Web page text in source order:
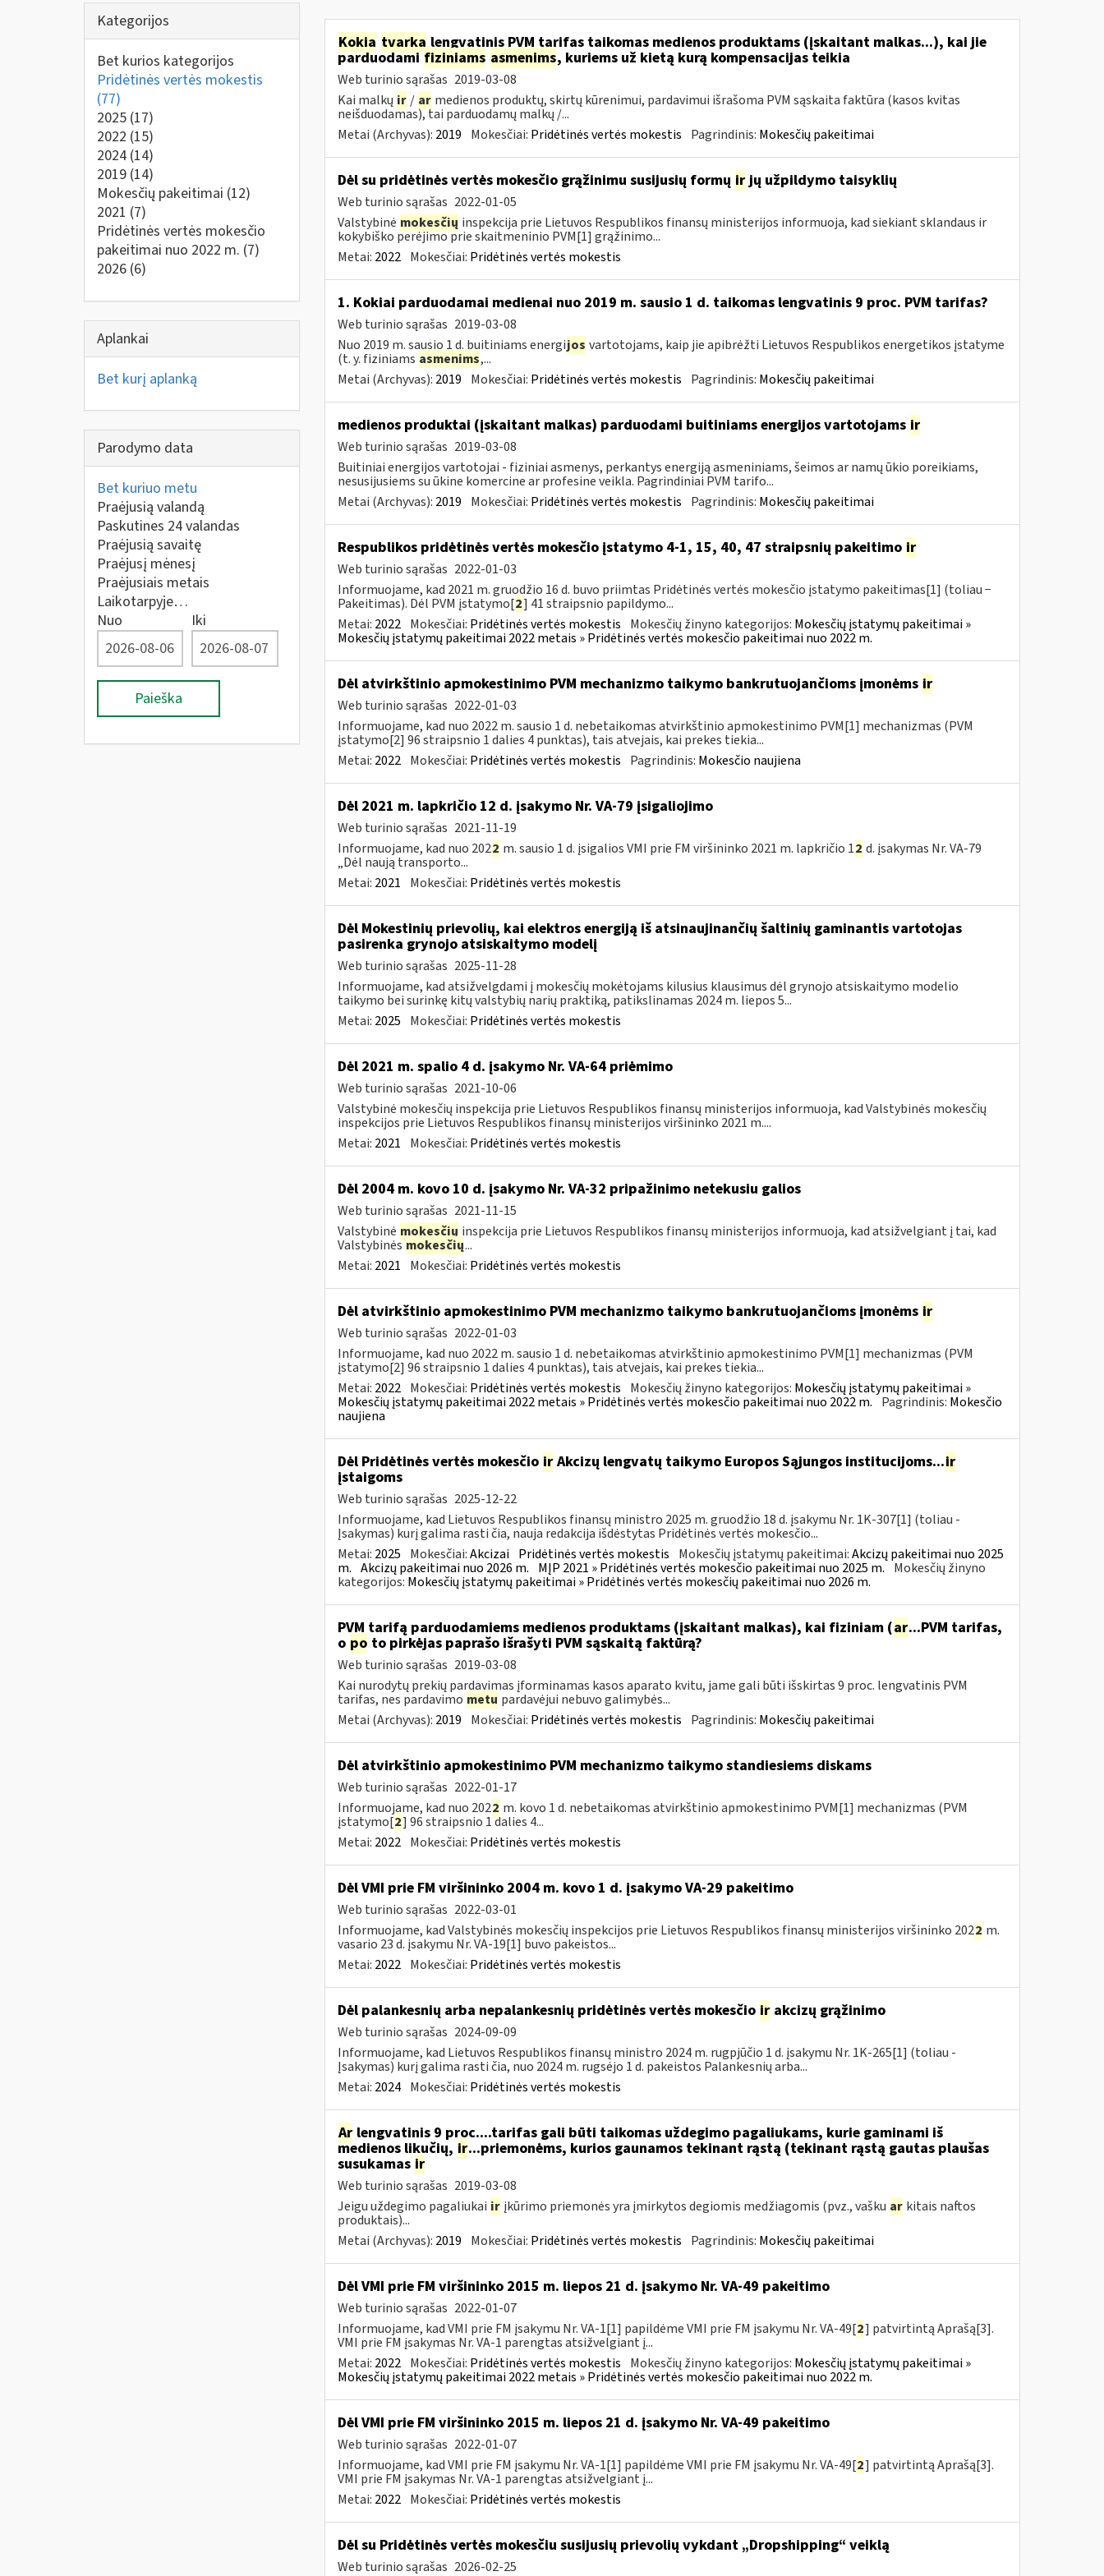
Kategorijos
Bet kurios kategorijos
Pridėtinės vertės mokestis
(77)
2025 (17)
2022 (15)
2024 (14)
2019 (14)
Mokesčių pakeitimai (12)
2021 (7)
Pridėtinės vertės mokesčio
pakeitimai nuo 2022 m. (7)
2026 (6)
Aplankai
Bet kurį aplanką
Parodymo data
Bet kuriuo metu
Praėjusią valandą
Paskutines 24 valandas
Praėjusią savaitę
Praėjusį mėnesį
Praėjusiais metais
Laikotarpyje…
Nuo
Iki
Paieška
Kokia tvarkalengvatinis PVM tarifas taikomas medienos produktams (įskaitant malkas...), kai jie
parduodamifiziniams asmenims, kuriems už kietą kurą kompensacijas teikia
Web turinio sąrašas 2019-03-08
Kai malkų ir / ar medienos produktų, skirtų kūrenimui, pardavimui išrašoma PVM sąskaita faktūra (kasos kvitas
neišduodamas), tai parduodamų malkų /...
Metai (Archyvas): 2019 Mokesčiai: Pridėtinės vertės mokestis Pagrindinis: Mokesčių pakeitimai
Dėl su pridėtinės vertės mokesčio grąžinimu susijusių formų irjų užpildymo taisyklių
Web turinio sąrašas 2022-01-05
Valstybinė mokesčių inspekcija prie Lietuvos Respublikos finansų ministerijos informuoja, kad siekiant sklandaus ir
kokybiško perėjimo prie skaitmeninio PVM[1] grąžinimo...
Metai: 2022 Mokesčiai: Pridėtinės vertės mokestis
1. Kokiai parduodamai medienai nuo 2019 m. sausio 1 d. taikomas lengvatinis 9 proc. PVM tarifas?
Web turinio sąrašas 2019-03-08
Nuo 2019 m. sausio 1 d. buitiniams energijos vartotojams, kaip jie apibrėžti Lietuvos Respublikos energetikos įstatyme
(t. y. fiziniams asmenims,...
Metai (Archyvas): 2019 Mokesčiai: Pridėtinės vertės mokestis Pagrindinis: Mokesčių pakeitimai
medienos produktai (įskaitant malkas) parduodami buitiniams energijos vartotojams ir
Web turinio sąrašas 2019-03-08
Buitiniai energijos vartotojai - fiziniai asmenys, perkantys energiją asmeniniams, šeimos ar namų ūkio poreikiams,
nesusijusiems su ūkine komercine ar profesine veikla. Pagrindiniai PVM tarifo...
Metai (Archyvas): 2019 Mokesčiai: Pridėtinės vertės mokestis Pagrindinis: Mokesčių pakeitimai
Respublikos pridėtinės vertės mokesčio įstatymo 4-1, 15, 40, 47 straipsnių pakeitimo ir
Web turinio sąrašas 2022-01-03
Informuojame, kad 2021 m. gruodžio 16 d. buvo priimtas Pridėtinės vertės mokesčio įstatymo pakeitimas[1] (toliau −
Pakeitimas). Dėl PVM įstatymo[2] 41 straipsnio papildymo...
Metai: 2022 Mokesčiai: Pridėtinės vertės mokestis Mokesčių žinyno kategorijos: Mokesčių įstatymų pakeitimai »
Mokesčių įstatymų pakeitimai 2022 metais » Pridėtinės vertės mokesčio pakeitimai nuo 2022 m.
Dėl atvirkštinio apmokestinimo PVM mechanizmo taikymo bankrutuojančioms įmonėms ir
Web turinio sąrašas 2022-01-03
Informuojame, kad nuo 2022 m. sausio 1 d. nebetaikomas atvirkštinio apmokestinimo PVM[1] mechanizmas (PVM
įstatymo[2] 96 straipsnio 1 dalies 4 punktas), tais atvejais, kai prekes tiekia...
Metai: 2022 Mokesčiai: Pridėtinės vertės mokestis Pagrindinis: Mokesčio naujiena
Dėl 2021 m. lapkričio 12 d. įsakymo Nr. VA-79 įsigaliojimo
Web turinio sąrašas 2021-11-19
Informuojame, kad nuo 2022 m. sausio 1 d. įsigalios VMI prie FM viršininko 2021 m. lapkričio 12 d. įsakymas Nr. VA-79
„Dėl naują transporto...
Metai: 2021 Mokesčiai: Pridėtinės vertės mokestis
Dėl Mokestinių prievolių, kai elektros energiją iš atsinaujinančių šaltinių gaminantis vartotojas
pasirenka grynojo atsiskaitymo modelį
Web turinio sąrašas 2025-11-28
Informuojame, kad atsižvelgdami į mokesčių mokėtojams kilusius klausimus dėl grynojo atsiskaitymo modelio
taikymo bei surinkę kitų valstybių narių praktiką, patikslinamas 2024 m. liepos 5...
Metai: 2025 Mokesčiai: Pridėtinės vertės mokestis
Dėl 2021 m. spalio 4 d. įsakymo Nr. VA-64 priėmimo
Web turinio sąrašas 2021-10-06
Valstybinė mokesčių inspekcija prie Lietuvos Respublikos finansų ministerijos informuoja, kad Valstybinės mokesčių
inspekcijos prie Lietuvos Respublikos finansų ministerijos viršininko 2021 m....
Metai: 2021 Mokesčiai: Pridėtinės vertės mokestis
Dėl 2004 m. kovo 10 d. įsakymo Nr. VA-32 pripažinimo netekusiu galios
Web turinio sąrašas 2021-11-15
Valstybinė mokesčių inspekcija prie Lietuvos Respublikos finansų ministerijos informuoja, kad atsižvelgiant į tai, kad
Valstybinėsmokesčių...
Metai: 2021 Mokesčiai: Pridėtinės vertės mokestis
Dėl atvirkštinio apmokestinimo PVM mechanizmo taikymo bankrutuojančioms įmonėms ir
Web turinio sąrašas 2022-01-03
Informuojame, kad nuo 2022 m. sausio 1 d. nebetaikomas atvirkštinio apmokestinimo PVM[1] mechanizmas (PVM
įstatymo[2] 96 straipsnio 1 dalies 4 punktas), tais atvejais, kai prekes tiekia...
Metai: 2022 Mokesčiai: Pridėtinės vertės mokestis Mokesčių žinyno kategorijos: Mokesčių įstatymų pakeitimai »
Mokesčių įstatymų pakeitimai 2022 metais » Pridėtinės vertės mokesčio pakeitimai nuo 2022 m. Pagrindinis: Mokesčio
naujiena
Dėl Pridėtinės vertės mokesčio irAkcizų lengvatų taikymo Europos Sąjungos institucijoms...ir
įstaigoms
Web turinio sąrašas 2025-12-22
Informuojame, kad Lietuvos Respublikos finansų ministro 2025 m. gruodžio 18 d. įsakymu Nr. 1K-307[1] (toliau -
Įsakymas) kurį galima rasti čia, nauja redakcija išdėstytas Pridėtinės vertės mokesčio...
Metai: 2025 Mokesčiai:Akcizai Pridėtinės vertės mokestis Mokesčių įstatymų pakeitimai:Akcizų pakeitimai nuo 2025
m. Akcizų pakeitimai nuo 2026 m. MĮP 2021 » Pridėtinės vertės mokesčio pakeitimai nuo 2025 m. Mokesčių žinyno
kategorijos: Mokesčių įstatymų pakeitimai » Pridėtinės vertės mokesčių pakeitimai nuo 2026 m.
PVM tarifą parduodamiems medienos produktams (įskaitant malkas), kai fiziniam (ar...PVM tarifas,
o po to pirkėjas paprašo išrašyti PVM sąskaitą faktūrą?
Web turinio sąrašas 2019-03-08
Kai nurodytų prekių pardavimas įforminamas kasos aparato kvitu, jame gali būti išskirtas 9 proc. lengvatinis PVM
tarifas, nes pardavimo metu pardavėjui nebuvo galimybės...
Metai (Archyvas): 2019 Mokesčiai: Pridėtinės vertės mokestis Pagrindinis: Mokesčių pakeitimai
Dėl atvirkštinio apmokestinimo PVM mechanizmo taikymo standiesiems diskams
Web turinio sąrašas 2022-01-17
Informuojame, kad nuo 2022 m. kovo 1 d. nebetaikomas atvirkštinio apmokestinimo PVM[1] mechanizmas (PVM
įstatymo[2] 96 straipsnio 1 dalies 4...
Metai: 2022 Mokesčiai: Pridėtinės vertės mokestis
Dėl VMI prie FM viršininko 2004 m. kovo 1 d. įsakymo VA-29 pakeitimo
Web turinio sąrašas 2022-03-01
Informuojame, kad Valstybinės mokesčių inspekcijos prie Lietuvos Respublikos finansų ministerijos viršininko 2022 m.
vasario 23 d. įsakymu Nr. VA-19[1] buvo pakeistos...
Metai: 2022 Mokesčiai: Pridėtinės vertės mokestis
Dėl palankesnių arba nepalankesnių pridėtinės vertės mokesčio irakcizų grąžinimo
Web turinio sąrašas 2024-09-09
Informuojame, kad Lietuvos Respublikos finansų ministro 2024 m. rugpjūčio 1 d. įsakymu Nr. 1K-265[1] (toliau -
Įsakymas) kurį galima rasti čia, nuo 2024 m. rugsėjo 1 d. pakeistos Palankesnių arba...
Metai: 2024 Mokesčiai: Pridėtinės vertės mokestis
Arlengvatinis 9 proc....tarifas gali būti taikomas uždegimo pagaliukams, kurie gaminami iš
medienos likučių, ir...priemonėms, kurios gaunamos tekinant rąstą (tekinant rąstą gautas plaušas
susukamas ir
Web turinio sąrašas 2019-03-08
Jeigu uždegimo pagaliukai ir įkūrimo priemonės yra įmirkytos degiomis medžiagomis (pvz., vašku ar kitais naftos
produktais)...
Metai (Archyvas): 2019 Mokesčiai: Pridėtinės vertės mokestis Pagrindinis: Mokesčių pakeitimai
Dėl VMI prie FM viršininko 2015 m. liepos 21 d. įsakymo Nr. VA-49 pakeitimo
Web turinio sąrašas 2022-01-07
Informuojame, kad VMI prie FM įsakymu Nr. VA-1[1] papildėme VMI prie FM įsakymu Nr. VA-49[2] patvirtintą Aprašą[3].
VMI prie FM įsakymas Nr. VA-1 parengtas atsižvelgiant į...
Metai: 2022 Mokesčiai: Pridėtinės vertės mokestis Mokesčių žinyno kategorijos: Mokesčių įstatymų pakeitimai »
Mokesčių įstatymų pakeitimai 2022 metais » Pridėtinės vertės mokesčio pakeitimai nuo 2022 m.
Dėl VMI prie FM viršininko 2015 m. liepos 21 d. įsakymo Nr. VA-49 pakeitimo
Web turinio sąrašas 2022-01-07
Informuojame, kad VMI prie FM įsakymu Nr. VA-1[1] papildėme VMI prie FM įsakymu Nr. VA-49[2] patvirtintą Aprašą[3].
VMI prie FM įsakymas Nr. VA-1 parengtas atsižvelgiant į...
Metai: 2022 Mokesčiai: Pridėtinės vertės mokestis
Dėl su Pridėtinės vertės mokesčiu susijusių prievolių vykdant „Dropshipping“ veiklą
Web turinio sąrašas 2026-02-25